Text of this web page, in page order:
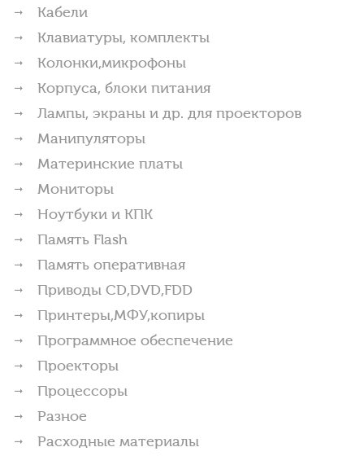
Кабели
Клавиатуры, комплекты
Колонки,микрофоны
Корпуса, блоки питания
Лампы, экраны и др. для проекторов
Манипуляторы
Материнские платы
Мониторы
Ноутбуки и КПК
Память Flash
Память оперативная
Приводы CD,DVD,FDD
Принтеры,МФУ,копиры
Программное обеспечение
Проекторы
Процессоры
Разное
Расходные материалы